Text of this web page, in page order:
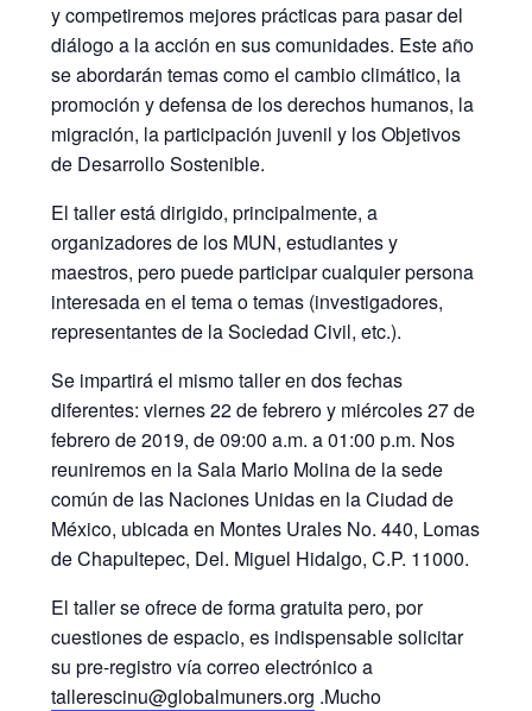
y competiremos mejores prácticas para pasar del
diálogo a la acción en sus comunidades. Este año
se abordarán temas como el cambio climático, la
promoción y defensa de los derechos humanos, la
migración, la participación juvenil y los Objetivos
de Desarrollo Sostenible.
El taller está dirigido, principalmente, a
organizadores de los MUN, estudiantes y
maestros, pero puede participar cualquier persona
interesada en el tema o temas (investigadores,
representantes de la Sociedad Civil, etc.).
Se impartirá el mismo taller en dos fechas
diferentes: viernes 22 de febrero y miércoles 27 de
febrero de 2019, de 09:00 a.m. a 01:00 p.m. Nos
reuniremos en la Sala Mario Molina de la sede
común de las Naciones Unidas en la Ciudad de
México, ubicada en Montes Urales No. 440, Lomas
de Chapultepec, Del. Miguel Hidalgo, C.P. 11000.
El taller se ofrece de forma gratuita pero, por
cuestiones de espacio, es indispensable solicitar
su pre-registro vía correo electrónico a
tallerescinu@globalmuners.org .Mucho